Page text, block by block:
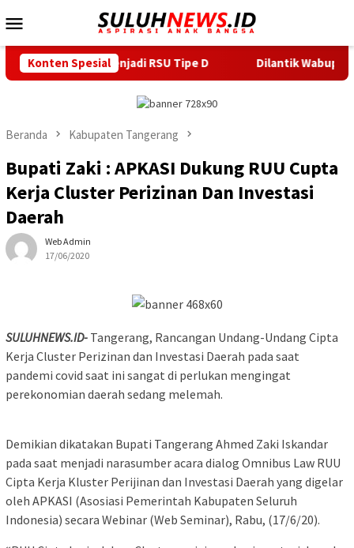
ke
Mobile
Konten Spesial
Menjadi RSU Tipe D Dilantik Wabup Serang, Duta
Beranda Kabupaten Tangerang
Bupati Zaki : APKASI Dukung RUU Cupta
Kerja Cluster Perizinan Dan Investasi
Daerah
Web Admin
17/06/2020
SULUHNEWS.ID- Tangerang, Rancangan Undang-Undang Cipta
Kerja Cluster Perizinan dan Investasi Daerah pada saat
pandemi covid saat ini sangat di perlukan mengingat
perekonomian daerah sedang melemah.
Demikian dikatakan Bupati Tangerang Ahmed Zaki Iskandar
pada saat menjadi narasumber acara dialog Omnibus Law RUU
Cipta Kerja Kluster Perijinan dan Investasi Daerah yang digelar
oleh APKASI (Asosiasi Pemerintah Kabupaten Seluruh
Indonesia) secara Webinar (Web Seminar), Rabu, (17/6/20).